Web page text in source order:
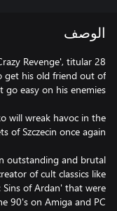
الوصف
Revenge', titular
get his old friend out of
will wreak havoc in the
outstanding and brutal
of cult classics like
Sins of Ardan' that were